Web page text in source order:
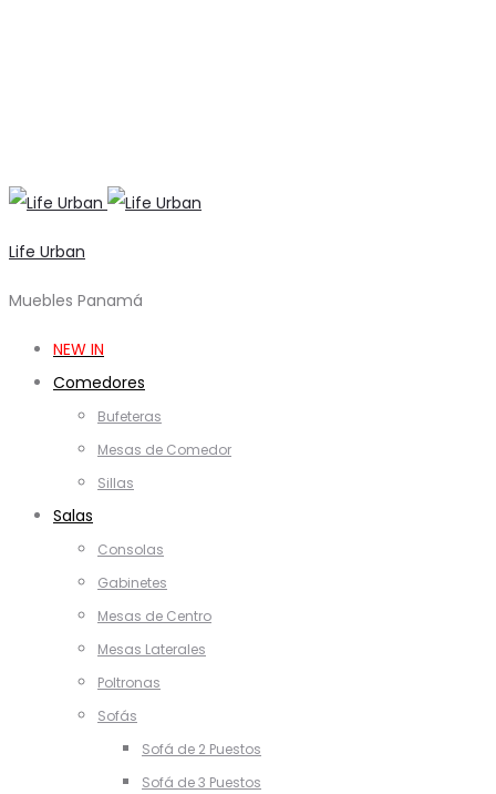
Life Urban
Muebles Panamá
NEW IN
Comedores
Bufeteras
Mesas de Comedor
Sillas
Salas
Consolas
Gabinetes
Mesas de Centro
Mesas Laterales
Poltronas
Sofás
Sofá de 2 Puestos
Sofá de 3 Puestos